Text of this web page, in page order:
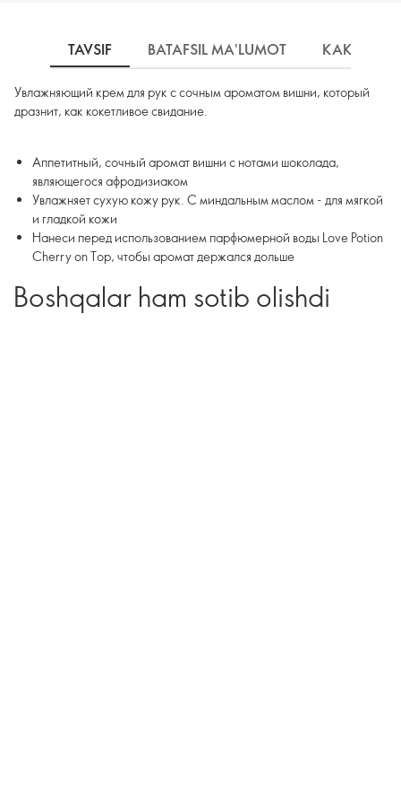
TAVSIF BATAFSIL MA'LUMOT КАК
Увлажняющий крем для рук с сочным ароматом вишни, который
дразнит, как кокетливое свидание.
Аппетитный, сочный аромат вишни с нотами шоколада,
являющегося афродизиаком
Увлажняет сухую кожу рук. С миндальным маслом - для мягкой
и гладкой кожи
Нанеси перед использованием парфюмерной воды Love Potion
Cherry on Top, чтобы аромат держался дольше
Boshqalar ham sotib olishdi